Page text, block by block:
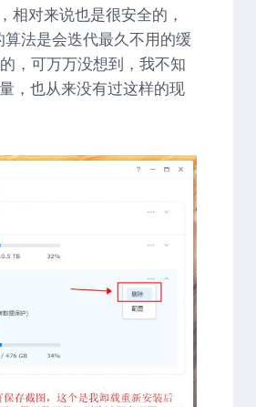
相对来说也是很安全的，
法是会迭代最久不用的缓
，可万万没想到，我不知
，也从来没有过这样的现